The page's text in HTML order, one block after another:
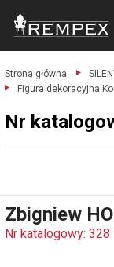
Strona główna
Figura dekoracyjna
Nr
Zbigniew
Nr katalogowy: 328